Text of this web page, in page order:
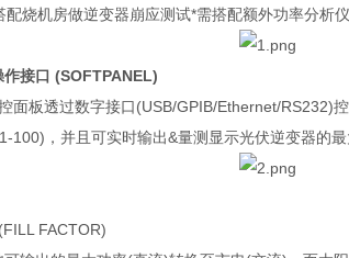
配烧机房做逆变器崩应测试*需搭配额外功率分析
接口 (SOFTPANEL)
面板透过数字接口(USB/GPIB/Ethernet/RS232)
100) ，并且可实时输出&量测显示光伏逆变器的
(FILL FACTOR)